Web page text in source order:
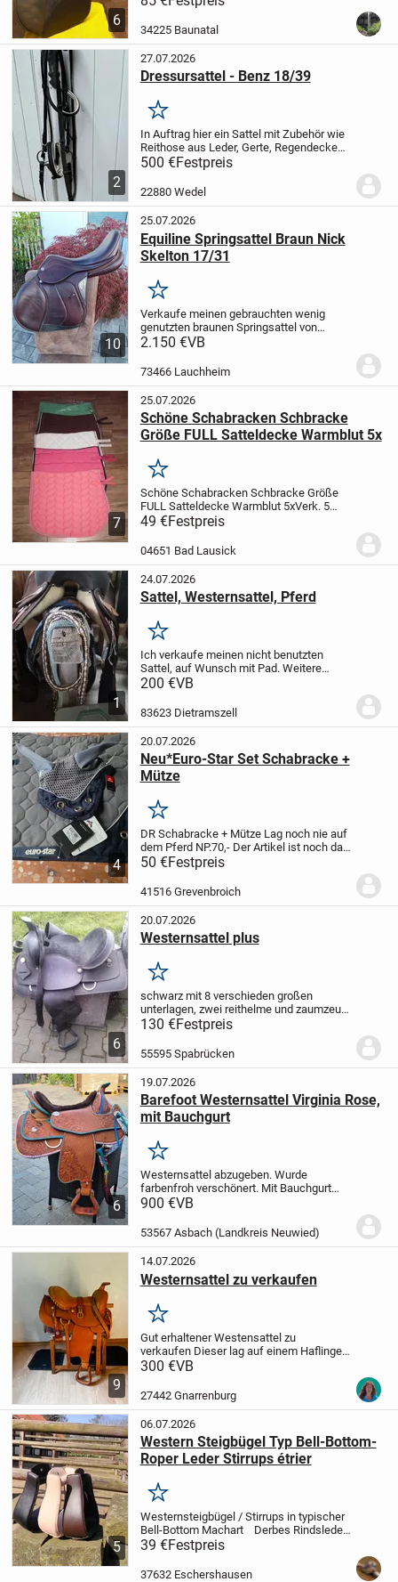
6
Sattelblätter wurden vom Sattler
teilerneuert
34225 Baunatal
2
27.07.2026
Dressursattel - Benz 18/39
Merken
In Auftrag hier ein Sattel mit Zubehör wie
Reithose aus Leder, Gerte, Regendecke
und Putzkasten.Der Sattel ist inklusive
zwei Satteldecken, Steigbügeln, Gurten
sowie einem Sattelhalter.
500 €Festpreis
22880 Wedel
10
25.07.2026
Equiline Springsattel Braun Nick
Skelton 17/31
Merken
Verkaufe meinen gebrauchten wenig
genutzten braunen Springsattel von
Equiline. Er hat die normalen
Top Zustand. Hinten hat er eine kleine
Beschädigung, die den...
2.150 €VB
73466 Lauchheim
7
25.07.2026
Schöne Schabracken Schbracke
Größe FULL Satteldecke Warmblut 5x
Merken
Schöne Schabracken Schbracke Größe
FULL Satteldecke Warmblut 5xVerk. 5
schöne Schabracken, in verschiedenen
Farben, alles Größe Full, verschiedene
Stepung, mit Zierbiese, alle noch
49 €Festpreis
04651 Bad Lausick
1
24.07.2026
Sattel, Westernsattel, Pferd
Merken
Ich verkaufe meinen nicht benutzten
Sattel, auf Wunsch mit Pad. Weitere
Bilder sind auf Anfrage möglich. Geeignet
200 €VB
83623 Dietramszell
4
20.07.2026
Neu*Euro-Star Set Schabracke +
Mütze
Merken
DR Schabracke + MützeLag noch nie auf
dem Pferd NP.70,- Der Artikel ist noch da
solange er eingestellt ist,
andere Artikel an
Ware wird unter...
50 €Festpreis
41516 Grevenbroich
6
20.07.2026
Westernsattel plus
Merken
schwarz mit 8 verschieden großen
unterlagen, zwei reithelme und zaumzeug
abzuholen kreis kh
130 €Festpreis
55595 Spabrücken
6
19.07.2026
Barefoot Westernsattel Virginia Rose,
mit Bauchgurt
Merken
Westernsattel abzugeben. Wurde
farbenfroh verschönert.Mit Bauchgurt
von Barefoot.
ich die Kosten erfragen. Privat erkauf
ohne Garantie,...
900 €VB
53567 Asbach (Landkreis Neuwied)
9
14.07.2026
Westernsattel zu verkaufen
Merken
Gut erhaltener Westensattel zu
verkaufen Dieser lag auf einem Haflinger
mit kurzem Rücken, Maße sind bei den
dabei,Kinderfender 20€,
20€, schwarzes...
300 €VB
27442 Gnarrenburg
5
06.07.2026
Western Steigbügel Typ Bell-Bottom-
Roper Leder Stirrups étrier
Merken
Westernsteigbügel / Stirrups in typischer
Bell-Bottom Machart
Derbes Rindsleder
traditionell geschnürt. Die Stirrups sind so
gearbeitet, dass auch der Fuß eines
Mitteleuropäers samt Stiefel...
39 €Festpreis
37632 Eschershausen